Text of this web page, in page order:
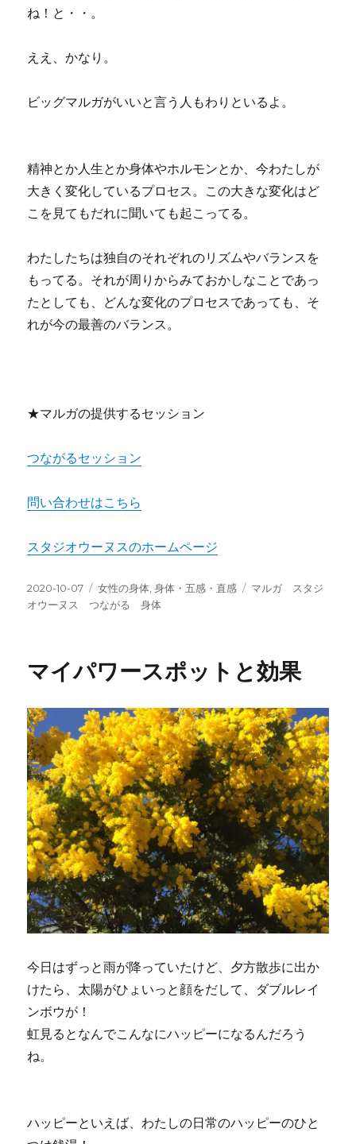
ね！と・・。
ええ、かなり。
ビッグマルガがいいと言う人もわりといるよ。
精神とか人生とか身体やホルモンとか、今わたしが
大きく変化しているプロセス。この大きな変化はど
こを見てもだれに聞いても起こってる。
わたしたちは独自のそれぞれのリズムやバランスを
もってる。それが周りからみておかしなことであっ
たとしても、どんな変化のプロセスであっても、そ
れが今の最善のバランス。
★マルガの提供するセッション
つながるセッション
問い合わせはこちら
スタジオウーヌスのホームページ
投
稿
2020-10-07
カ
テ
女性の身体 ,身体・五感・直感
タ
マルガ スタジ
オウーヌス つながる 身体
マイパワースポットと効果
今日はずっと雨が降っていたけど、夕方散歩に出か
けたら、太陽がひょいっと顔をだして、ダブルレイ
ンボウが！
虹見るとなんでこんなにハッピーになるんだろう
ね。
ハッピーといえば、わたしの日常のハッピーのひと